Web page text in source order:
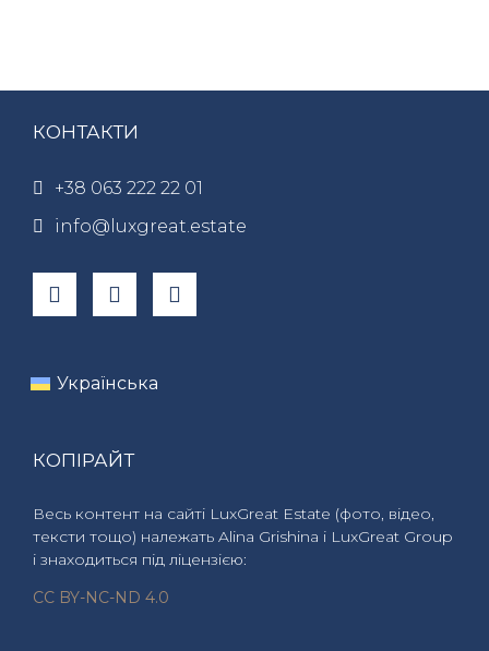
КОНТАКТИ
+38 063 222 22 01
info@luxgreat.estate
Українська
КОПІРАЙТ
Весь контент на сайті LuxGreat Estate (фото, відео,
тексти тощо) належать Alina Grishina і LuxGreat Group
і знаходиться під ліцензією:
CC BY-NC-ND 4.0